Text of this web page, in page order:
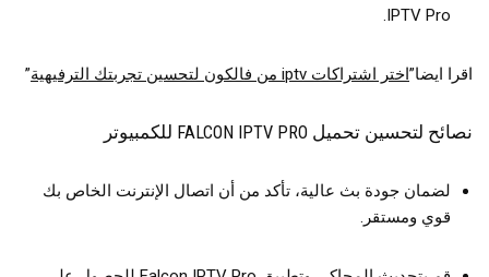
IPTV Pro.
اقرا ايضا”اختر اشتراكات iptv من فالكون لتحسين تجربتك الترفيهية ”
نصائح لتحسين تحميل FALCON IPTV PRO للكمبيوتر
لضمان جودة بث عالية، تأكد من أن اتصال الإنترنت الخاص بك
قوي ومستقر.